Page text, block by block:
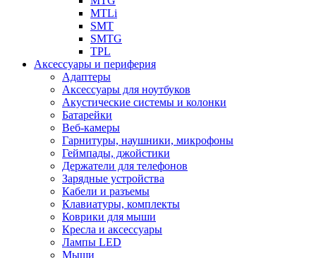
MTLi
SMT
SMTG
TPL
Аксессуары и периферия
Адаптеры
Аксессуары для ноутбуков
Акустические системы и колонки
Батарейки
Веб-камеры
Гарнитуры, наушники, микрофоны
Геймпады, джойстики
Держатели для телефонов
Зарядные устройства
Кабели и разъемы
Клавиатуры, комплекты
Коврики для мыши
Кресла и аксессуары
Лампы LED
Мыши